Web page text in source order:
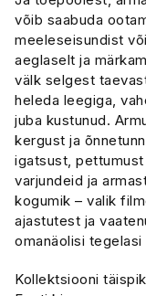
võib saabuda
meeleseisundist
aeglaselt ja
välk selgest
heleda leegiga,
juba kustunud.
kergust ja
igatsust,
varjundeid ja
kogumik – valik
ajastutest ja
omanäolisi
Kollektsiooni